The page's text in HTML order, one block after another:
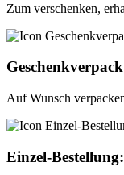
Zum verschenken,
Auf Wunsch
Einzel-Bestellung: